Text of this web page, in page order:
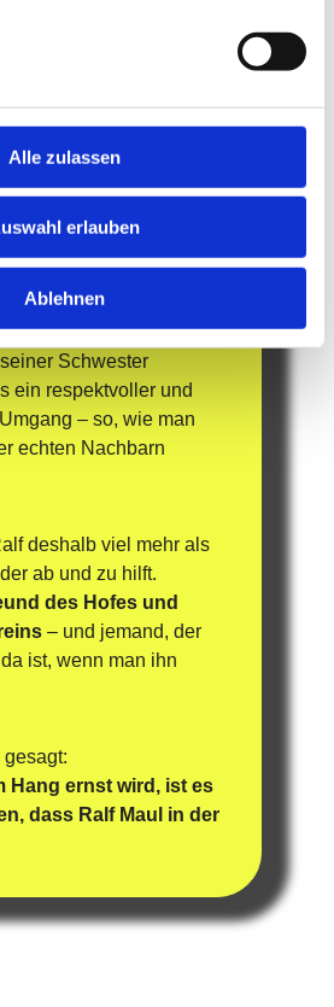
Alle zulassen
erlauben
Ablehnen
ein kleines bisschen
Arbeit gibt es aber auch
Im Sommer
und zu gemeinsam am
und
die gute
Auch mit seiner
Schwester
ein respektvoller und
– so, wie man
echten Nachbarn
deshalb viel mehr als
ab und zu hilft.
des Hofes und
– und jemand, der
ist, wenn man ihn
Hang ernst wird, ist es
dass Ralf Maul in der